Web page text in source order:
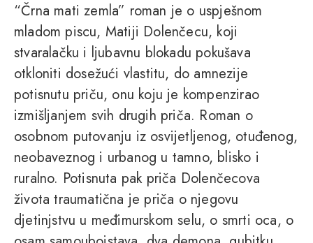
“Črna mati zemla” roman je o uspješnom
mladom piscu, Matiji Dolenčecu, koji
stvaralačku i ljubavnu blokadu pokušava
otkloniti dosežući vlastitu, do amnezije
potisnutu priču, onu koju je kompenzirao
izmišljanjem svih drugih priča. Roman o
osobnom putovanju iz osvijetljenog, otuđenog,
neobaveznog i urbanog u tamno, blisko i
ruralno. Potisnuta pak priča Dolenčecova
života traumatična je priča o njegovu
djetinjstvu u međimurskom selu, o smrti oca, o